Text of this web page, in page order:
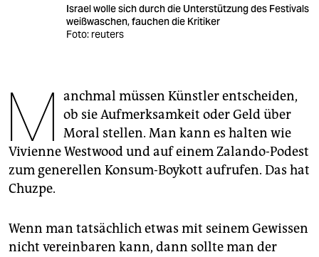
abo
genossenschaft
epaper login
Israel wolle sich durch die Unterstützung des Festivals
weißwaschen, fauchen die Kritiker
Foto: reuters
M anchmal müssen Künstler entscheiden,
ob sie Aufmerksamkeit oder Geld über
Moral stellen. Man kann es halten wie
Vivienne Westwood und auf einem Zalando-Podest
zum generellen Konsum-Boykott aufrufen. Das hat
Chuzpe.
Wenn man tatsächlich etwas mit seinem Gewissen
nicht vereinbaren kann, dann sollte man der